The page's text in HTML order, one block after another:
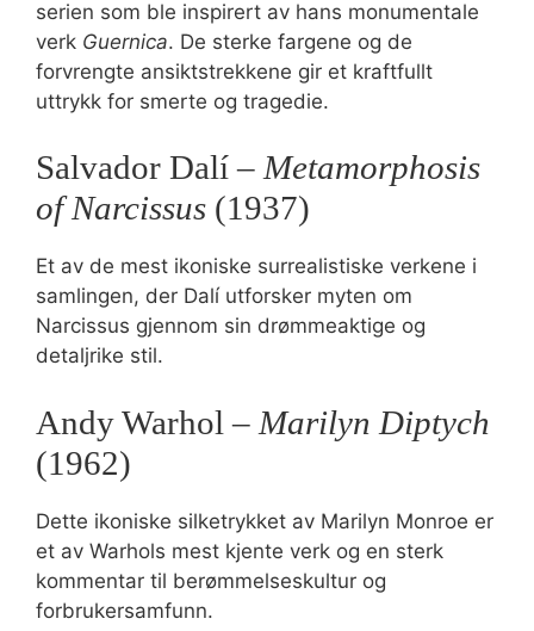
serien som ble inspirert av hans monumentale
verk Guernica. De sterke fargene og de
forvrengte ansiktstrekkene gir et kraftfullt
uttrykk for smerte og tragedie.
Salvador Dalí – Metamorphosis
of Narcissus (1937)
Et av de mest ikoniske surrealistiske verkene i
samlingen, der Dalí utforsker myten om
Narcissus gjennom sin drømmeaktige og
detaljrike stil.
Andy Warhol – Marilyn Diptych
(1962)
Dette ikoniske silketrykket av Marilyn Monroe er
et av Warhols mest kjente verk og en sterk
kommentar til berømmelseskultur og
forbrukersamfunn.